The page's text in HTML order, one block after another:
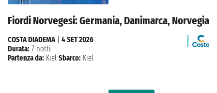
Fiordi Norvegesi: Germania, Danimarca, Norvegia
COSTA DIADEMA| 4 SET 2026
Durata: 7 notti
Partenza da: Kiel Sbarco: Kiel